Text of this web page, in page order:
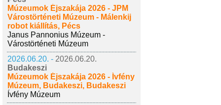
Múzeumok Éjszakája 2026 - JPM
Várostörténeti Múzeum - Málenkij
robot kiállítás, Pécs
Janus Pannonius Múzeum -
Várostörténeti Múzeum
2026.06.20. - 2026.06.20.
Budakeszi
Múzeumok Éjszakája 2026 - Ívfény
Múzeum, Budakeszi, Budakeszi
Ívfény Múzeum